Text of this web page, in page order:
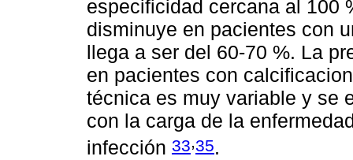
especificidad cercana al 100
disminuye en pacientes con
llega a ser del 60-70 %. La
en pacientes con
técnica es muy variable y se
con la carga de la
infección 33,35.